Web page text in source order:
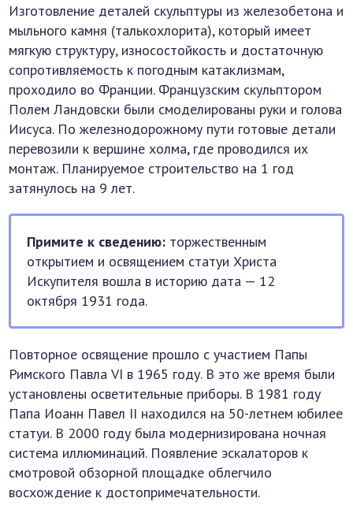
Изготовление деталей скульптуры из железобетона и
мыльного камня (талькохлорита), который имеет
мягкую структуру, износостойкость и достаточную
сопротивляемость к погодным катаклизмам,
проходило во Франции. Французским скульптором
Полем Ландовски были смоделированы руки и голова
Иисуса. По железнодорожному пути готовые детали
перевозили к вершине холма, где проводился их
монтаж. Планируемое строительство на 1 год
затянулось на 9 лет.
Примите к сведению: торжественным
открытием и освящением статуи Христа
Искупителя вошла в историю дата — 12
октября 1931 года.
Повторное освящение прошло с участием Папы
Римского Павла VI в 1965 году. В это же время были
установлены осветительные приборы. В 1981 году
Папа Иоанн Павел II находился на 50-летнем юбилее
статуи. В 2000 году была модернизирована ночная
система иллюминаций. Появление эскалаторов к
смотровой обзорной площадке облегчило
восхождение к достопримечательности.